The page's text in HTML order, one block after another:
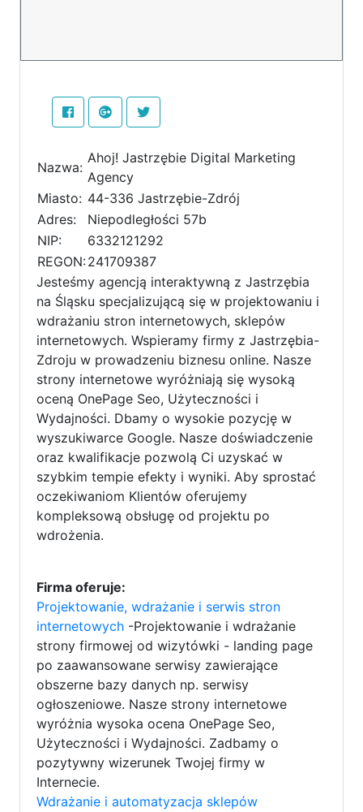
Nazwa:
Ahoj! Jastrzębie Digital Marketing
Agency
Miasto: 44-336 Jastrzębie-Zdrój
Adres:
Niepodległości 57b
NIP:
6332121292
REGON:241709387
Jesteśmy agencją interaktywną z Jastrzębia
na Śląsku specjalizującą się w projektowaniu i
wdrażaniu stron internetowych, sklepów
internetowych. Wspieramy firmy z Jastrzębia-
Zdroju w prowadzeniu biznesu online. Nasze
strony internetowe wyróżniają się wysoką
oceną OnePage Seo, Użyteczności i
Wydajności. Dbamy o wysokie pozycję w
wyszukiwarce Google. Nasze doświadczenie
oraz kwalifikacje pozwolą Ci uzyskać w
szybkim tempie efekty i wyniki. Aby sprostać
oczekiwaniom Klientów oferujemy
kompleksową obsługę od projektu po
wdrożenia.
Firma oferuje:
Projektowanie, wdrażanie i serwis stron
internetowych -Projektowanie i wdrażanie
strony firmowej od wizytówki - landing page
po zaawansowane serwisy zawierające
obszerne bazy danych np. serwisy
ogłoszeniowe. Nasze strony internetowe
wyróżnia wysoka ocena OnePage Seo,
Użyteczności i Wydajności. Zadbamy o
pozytywny wizerunek Twojej firmy w
Internecie.
Wdrażanie i automatyzacja sklepów